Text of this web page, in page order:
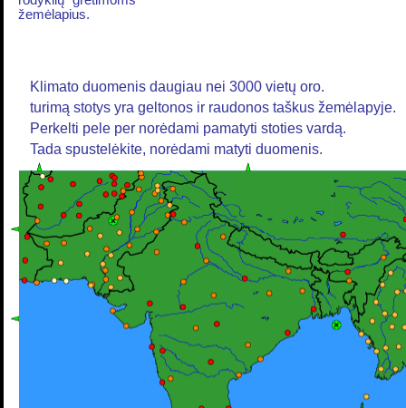
žemėlapius.
Klimato duomenis daugiau nei 3000 vietų oro.
turimą stotys yra geltonos ir raudonos taškus žemėlapyje.
Perkelti pele per norėdami pamatyti stoties vardą.
Tada spustelėkite, norėdami matyti duomenis.